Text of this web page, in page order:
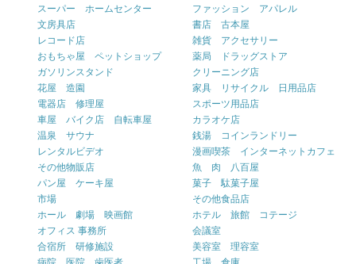
スーパー ホームセンター
ファッション アパレル
文房具店
書店 古本屋
レコード店
雑貨 アクセサリー
おもちゃ屋 ペットショップ
薬局 ドラッグストア
ガソリンスタンド
クリーニング店
花屋 造園
家具 リサイクル 日用品店
電器店 修理屋
スポーツ用品店
車屋 バイク店 自転車屋
カラオケ店
温泉 サウナ
銭湯 コインランドリー
レンタルビデオ
漫画喫茶 インターネットカフェ
その他物販店
魚 肉 八百屋
パン屋 ケーキ屋
菓子 駄菓子屋
市場
その他食品店
ホール 劇場 映画館
ホテル 旅館 コテージ
オフィス 事務所
会議室
合宿所 研修施設
美容室 理容室